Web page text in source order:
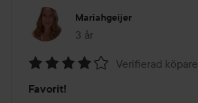
Mariahgeijer
3 år
Inlägget skapades 3 år
4
Verifierad köpare
Favorit!